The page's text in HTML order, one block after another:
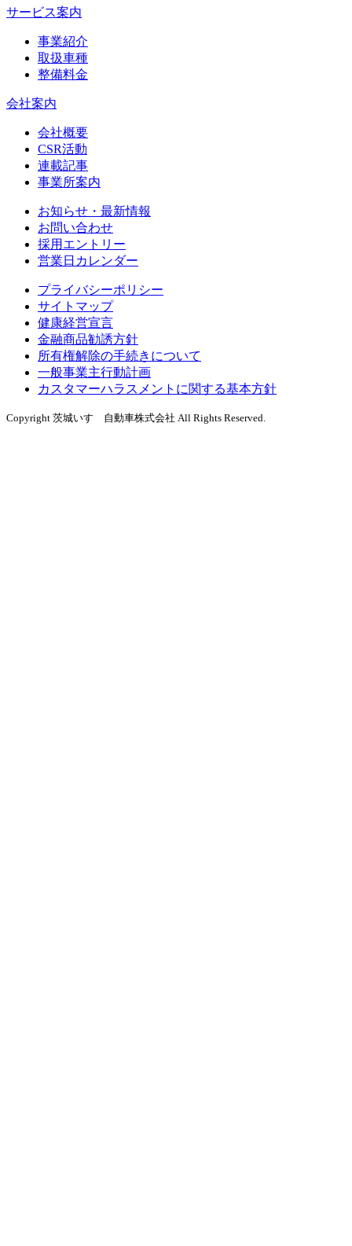
サービス案内
事業紹介
取扱車種
整備料金
会社案内
会社概要
CSR活動
連載記事
事業所案内
お知らせ・最新情報
お問い合わせ
採用エントリー
営業日カレンダー
プライバシーポリシー
サイトマップ
健康経営宣言
金融商品勧誘方針
所有権解除の手続きについて
一般事業主行動計画
カスタマーハラスメントに関する基本方針
Copyright 茨城いすゞ自動車株式会社 All Rights Reserved.